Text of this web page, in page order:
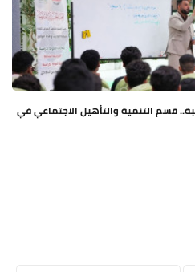
(450) طالبا وطالبة.. قسم التنمية والتأهيل الاجتماعي في